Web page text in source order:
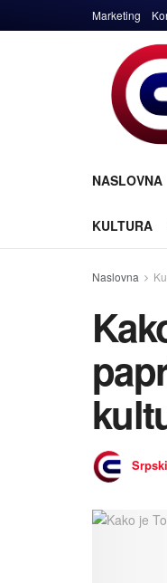
Marketing
NASLOVNA
KULTURA
Naslovna